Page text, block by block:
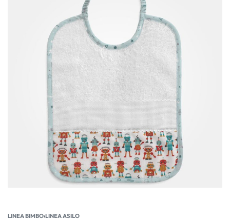
LINEA BIMBO›LINEA ASILO